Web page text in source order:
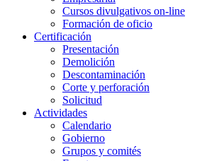
Cursos divulgativos on-line
Formación de oficio
Certificación
Presentación
Demolición
Descontaminación
Corte y perforación
Solicitud
Actividades
Calendario
Gobierno
Grupos y comités